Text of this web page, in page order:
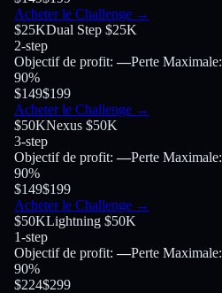
Acheter le Challenge →
$25KDual Step $25K
2-step
Objectif de profit:—Perte Maximale:
90%
$149$199
Acheter le Challenge →
$50KNexus $50K
3-step
Objectif de profit:—Perte Maximale:
90%
$149$199
Acheter le Challenge →
$50KLightning $50K
1-step
Objectif de profit:—Perte Maximale:
90%
$224$299